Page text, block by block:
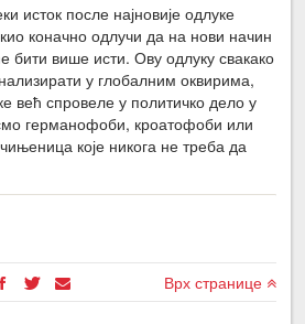
исток после најновије одлуке
коначно одлучи да на нови начин
бити више исти. Ову одлуку свакако
у глобалним оквирима,
већ спровеле у политичко дело у
германофоби, кроатофоби или
које никога не треба да
Врх странице